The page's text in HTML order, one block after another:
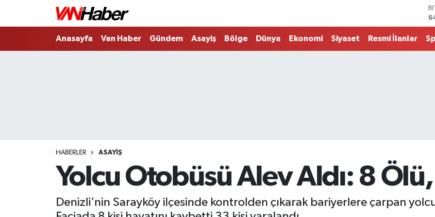
Anasayfa Van Haber Gündem Asayiş Bölge Dünya Ekonomi Siyaset Resmi İlanlar
HABERLER ASAYIŞ
Yolcu Otobüsü Alev Aldı: 8 Ölü,
Denizli’nin Sarayköy ilçesinde kontrolden çıkarak bariyerlere çarpan
Nöbetçi Eczaneler
Haber Arşivi